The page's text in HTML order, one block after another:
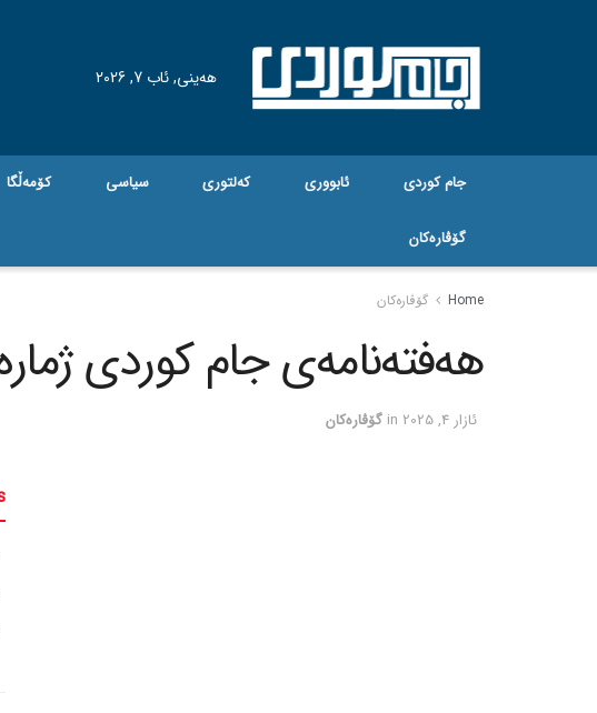
هه‌ینی, ئاب 7, 2026
جام کوردی ئابووری کەلتوری سیاسی کۆمەڵگا
گۆڤاره‌کان
Home گۆڤاره‌کان
هەفتەنامەی جام کوردی ژمارەی
ئازار 4, 2025 in گۆڤاره‌کان